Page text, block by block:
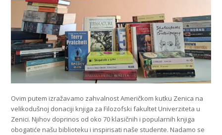
Ovim putem izražavamo zahvalnost Američkom kutku Zenica na
velikodušnoj donaciji knjiga za Filozofski fakultet Univerziteta u
Zenici. Njihov doprinos od oko 70 klasičnih i popularnih knjiga
obogatiće našu biblioteku i inspirisati naše studente. Nadamo se